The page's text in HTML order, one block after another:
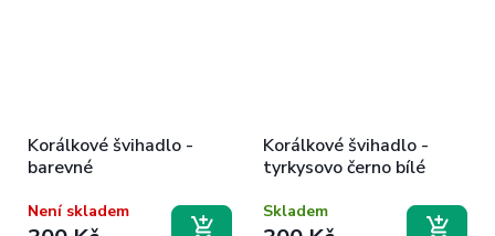
Korálkové švihadlo -
barevné
Není skladem
Korálkové švihadlo -
tyrkysovo černo bílé
Skladem